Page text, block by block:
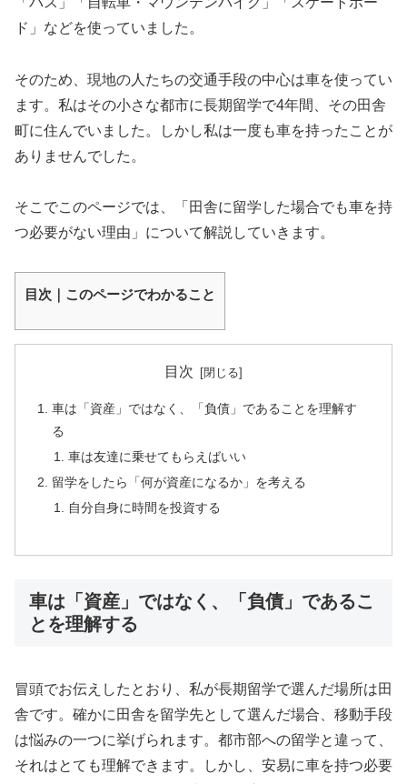
ド」などを使っていました。
そのため、現地の人たちの交通手段の中心は車を使ってい
ます。私はその小さな都市に長期留学で4年間、その田舎
町に住んでいました。しかし私は一度も車を持ったことが
ありませんでした。
そこでこのページでは、「田舎に留学した場合でも車を持
つ必要がない理由」について解説していきます。
目次｜このページでわかること
目次
車は「資産」ではなく、「負債」であることを理解す
る
車は友達に乗せてもらえばいい
留学をしたら「何が資産になるか」を考える
自分自身に時間を投資する
車は「資産」ではなく、「負債」であるこ
とを理解する
冒頭でお伝えしたとおり、私が長期留学で選んだ場所は田
舎です。確かに田舎を留学先として選んだ場合、移動手段
は悩みの一つに挙げられます。都市部への留学と違って、
それはとても理解できます。しかし、安易に車を持つ必要